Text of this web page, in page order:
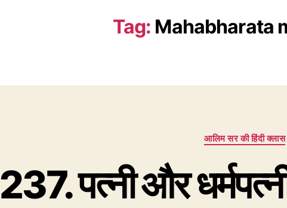
Tag: Mahabharata
आलिम सर की हिंदी क्लास
237. पत्नी और